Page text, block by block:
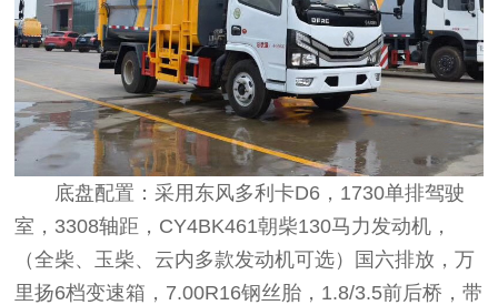
底盘配置：采用东风多利卡D6，1730单排驾驶
室，3308轴距，CY4BK461朝柴130马力发动机，
（全柴、玉柴、云内多款发动机可选）国六排放，万
里扬6档变速箱，7.00R16钢丝胎，1.8/3.5前后桥，带